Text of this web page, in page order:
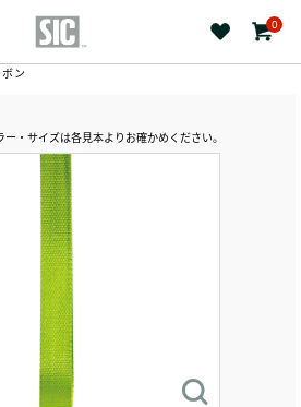
0
ン
・サイズは各見本よりお確かめください。